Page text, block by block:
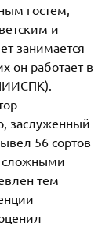
гостем,
и
занимается
он работает в
заслуженный
56 сортов
сложными
тем